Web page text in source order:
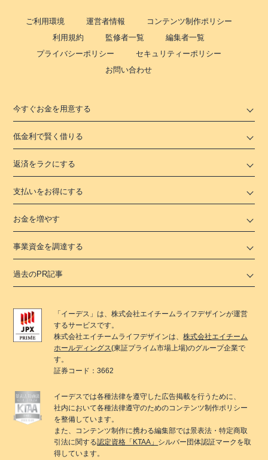
ご利用環境 運営者情報
コンテンツ制作ポリシー
利用規約
監修者一覧
編集者一覧
プライバシーポリシー
セキュリティーポリシー
お問い合わせ
今すぐお金を用意する
低金利で賢く借りる
返済をラクにする
支払いをお得にする
お金を増やす
事業資金を調達する
過去のPR記事
「 イーデス 」は、株式会社エイチームライフデザインが運営
するサービスです。
株式会社エイチームライフデザインは、株式会社エイチーム
ホールディングス(東証プライム市場上場)のグループ企業で
す。
証券コード：3662
イーデスでは各種法律を遵守した広告掲載を行うために、
社内において各種法律遵守のためのコンテンツ制作ポリシー
を整備しています。
また、コンテンツ制作に携わる編集部では景表法・特定商取
引法に関する認定資格「KTAA」 シルバー団体認証マークを取
得しています。